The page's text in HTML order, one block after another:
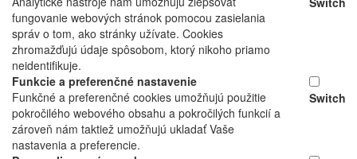
fungovanie webových stránok pomocou zasielania
správ o tom, ako stránky užívate. Cookies
zhromažďujú údaje spôsobom, ktorý nikoho priamo
neidentifikuje.
Funkcie a preferenčné nastavenie
Funkčné a preferenčné cookies umožňujú použitie
pokročilého webového obsahu a pokročilých funkcií a
zároveň nám taktiež umožňujú ukladať Vaše
nastavenia a preferencie.
Switch